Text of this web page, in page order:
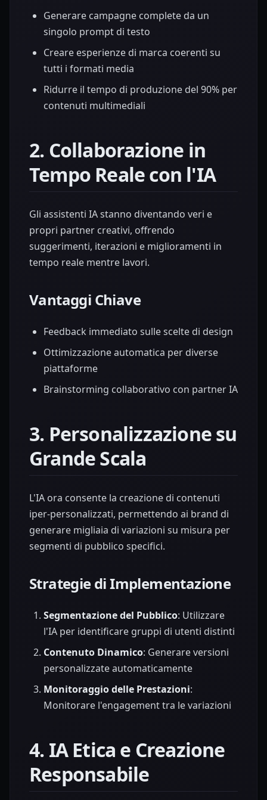
Generare campagne complete da un
singolo prompt di testo
Creare esperienze di marca coerenti su
tutti i formati media
Ridurre il tempo di produzione del 90% per
contenuti multimediali
2. Collaborazione in
Tempo Reale con l'IA
Gli assistenti IA stanno diventando veri e
propri partner creativi, offrendo
suggerimenti, iterazioni e miglioramenti in
tempo reale mentre lavori.
Vantaggi Chiave
Feedback immediato sulle scelte di design
Ottimizzazione automatica per diverse
piattaforme
Brainstorming collaborativo con partner IA
3. Personalizzazione su
Grande Scala
L'IA ora consente la creazione di contenuti
iper-personalizzati, permettendo ai brand di
generare migliaia di variazioni su misura per
segmenti di pubblico specifici.
Strategie di Implementazione
Segmentazione del Pubblico: Utilizzare
l'IA per identificare gruppi di utenti distinti
Contenuto Dinamico: Generare versioni
personalizzate automaticamente
Monitoraggio delle Prestazioni:
Monitorare l'engagement tra le variazioni
4. IA Etica e Creazione
Responsabile